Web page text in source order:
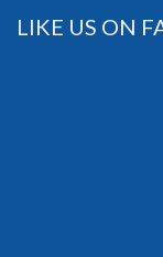
LIKE US ON